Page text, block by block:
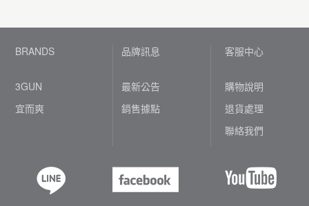
BRANDS
3GUN
宜而爽
品牌訊息
最新公告
銷售據點
客服中心
購物說明
退貨處理
聯絡我們